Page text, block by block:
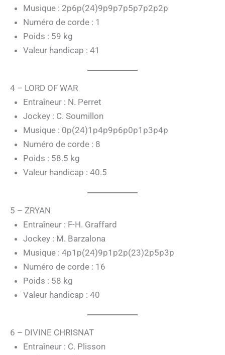
Musique : 2p6p(24)9p9p7p5p7p2p2p
Numéro de corde : 1
Poids : 59 kg
Valeur handicap : 41
4 – LORD OF WAR
Entraîneur : N. Perret
Jockey : C. Soumillon
Musique : 0p(24)1p4p9p6p0p1p3p4p
Numéro de corde : 8
Poids : 58.5 kg
Valeur handicap : 40.5
5 – ZRYAN
Entraîneur : F-H. Graffard
Jockey : M. Barzalona
Musique : 4p1p(24)9p1p2p(23)2p5p3p
Numéro de corde : 16
Poids : 58 kg
Valeur handicap : 40
6 – DIVINE CHRISNAT
Entraîneur : C. Plisson